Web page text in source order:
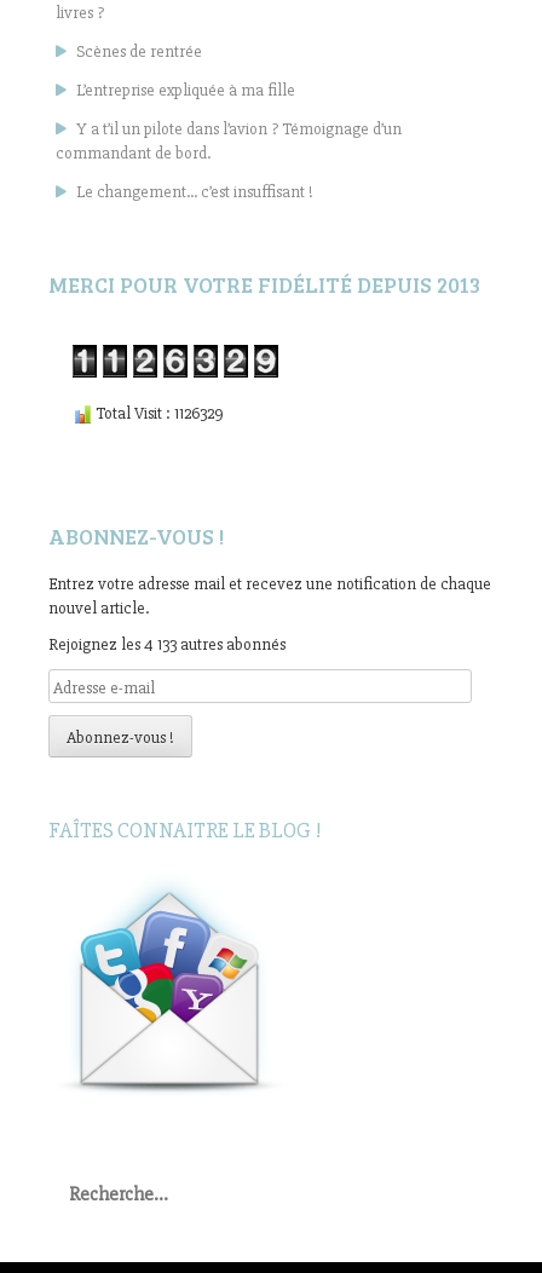
livres ?
Scènes de rentrée
L’entreprise expliquée à ma fille
Y a t’il un pilote dans l’avion ? Témoignage d’un
commandant de bord.
Le changement… c’est insuffisant !
MERCI POUR VOTRE FIDÉLITÉ DEPUIS 2013
Total Visit : 1126329
ABONNEZ-VOUS !
Entrez votre adresse mail et recevez une notification de chaque
nouvel article.
Rejoignez les 4 133 autres abonnés
Adresse
e-
mailAbonnez-vous !
FAÎTES CONNAITRE LE BLOG !